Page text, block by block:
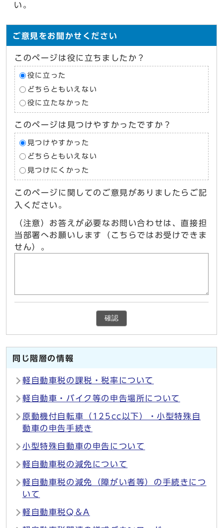
い。
ご意見をお聞かせください
このページは役に立ちましたか？
役に立った
どちらともいえない
役に立たなかった
このページは見つけやすかったですか？
見つけやすかった
どちらともいえない
見つけにくかった
このページに関してのご意見がありましたらご記
入ください。
（注意）お答えが必要なお問い合わせは、直接担
当部署へお願いします（こちらではお受けできま
せん）。
確認
同じ階層の情報
軽自動車税の課税・税率について
軽自動車・バイク等の申告場所について
原動機付自転車（125cc以下）・小型特殊自
動車の申告手続き
小型特殊自動車の申告について
軽自動車税の減免について
軽自動車税の減免（障がい者等）の手続きにつ
いて
軽自動車税Q＆A